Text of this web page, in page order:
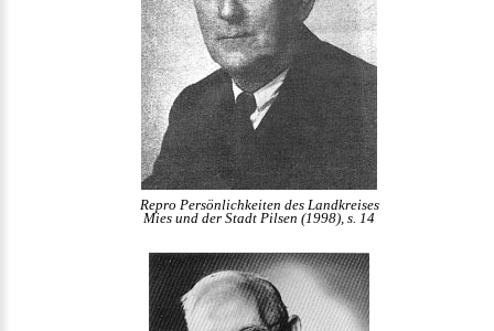
Repro Persönlichkeiten des Landkreises
Mies und der Stadt Pilsen (1998), s. 14